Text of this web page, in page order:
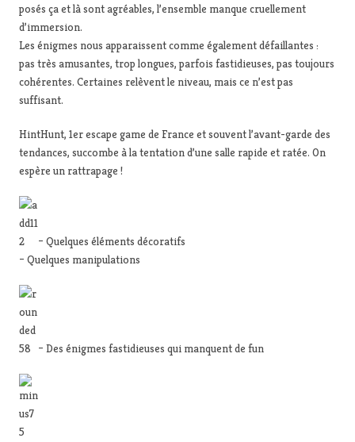
posés ça et là sont agréables, l’ensemble manque cruellement
d’immersion.
Les énigmes nous apparaissent comme également défaillantes :
pas très amusantes, trop longues, parfois fastidieuses, pas toujours
cohérentes. Certaines relèvent le niveau, mais ce n’est pas
suffisant.
HintHunt, 1er escape game de France et souvent l’avant-garde des
tendances, succombe à la tentation d’une salle rapide et ratée. On
espère un rattrapage !
– Quelques éléments décoratifs
– Quelques manipulations
– Des énigmes fastidieuses qui manquent de fun